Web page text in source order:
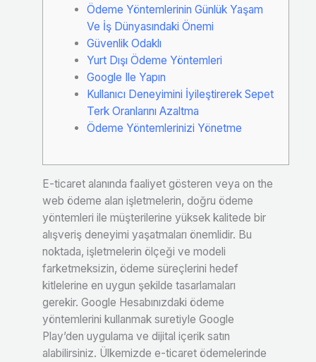
Ödeme Yöntemlerinin Günlük Yaşam
Ve İş Dünyasındaki Önemi
Güvenlik Odaklı
Yurt Dışı Ödeme Yöntemleri
Google Ile Yapın
Kullanıcı Deneyimini İyileştirerek Sepet
Terk Oranlarını Azaltma
Ödeme Yöntemlerinizi Yönetme
E-ticaret alanında faaliyet gösteren veya on the
web ödeme alan işletmelerin, doğru ödeme
yöntemleri ile müşterilerine yüksek kalitede bir
alışveriş deneyimi yaşatmaları önemlidir. Bu
noktada, işletmelerin ölçeği ve modeli
farketmeksizin, ödeme süreçlerini hedef
kitlelerine en uygun şekilde tasarlamaları
gerekir. Google Hesabınızdaki ödeme
yöntemlerini kullanmak suretiyle Google
Play’den uygulama ve dijital içerik satın
alabilirsiniz. Ülkemizde e-ticaret ödemelerinde